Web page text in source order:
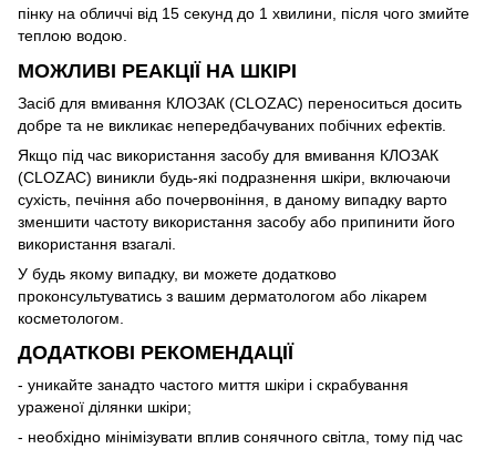
пінку на обличчі від 15 секунд до 1 хвилини, після чого змийте
теплою водою.
МОЖЛИВІ РЕАКЦІЇ НА ШКІРІ
Засіб для вмивання КЛОЗАК (CLOZAC) переноситься досить
добре та не викликає непередбачуваних побічних ефектів.
Якщо під час використання засобу для вмивання КЛОЗАК
(CLOZAC) виникли будь-які подразнення шкіри, включаючи
сухість, печіння або почервоніння, в даному випадку варто
зменшити частоту використання засобу або припинити його
використання взагалі.
У будь якому випадку, ви можете додатково
проконсультуватись з вашим дерматологом або лікарем
косметологом.
ДОДАТКОВІ РЕКОМЕНДАЦІЇ
- уникайте занадто частого миття шкіри і скрабування
ураженої ділянки шкіри;
- необхідно мінімізувати вплив сонячного світла, тому під час